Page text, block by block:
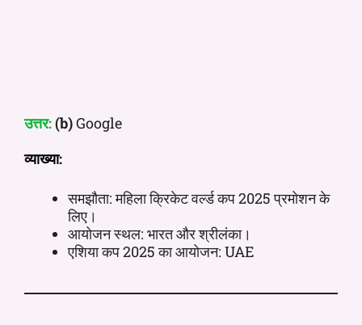
उत्तर:(b)Google
व्याख्या:
समझौता: महिला क्रिकेट वर्ल्ड कप 2025 प्रमोशन के
लिए।
आयोजन स्थल: भारत और श्रीलंका।
एशिया कप 2025 का आयोजन: UAE